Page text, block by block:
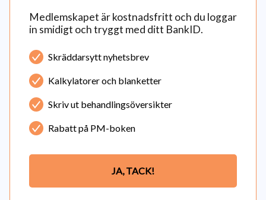
Medlemskapet är kostnadsfritt och du loggar
in smidigt och tryggt med ditt BankID.
Skräddarsytt nyhetsbrev
Kalkylatorer och blanketter
Skriv ut behandlingsöversikter
Rabatt på PM-boken
JA, TACK!